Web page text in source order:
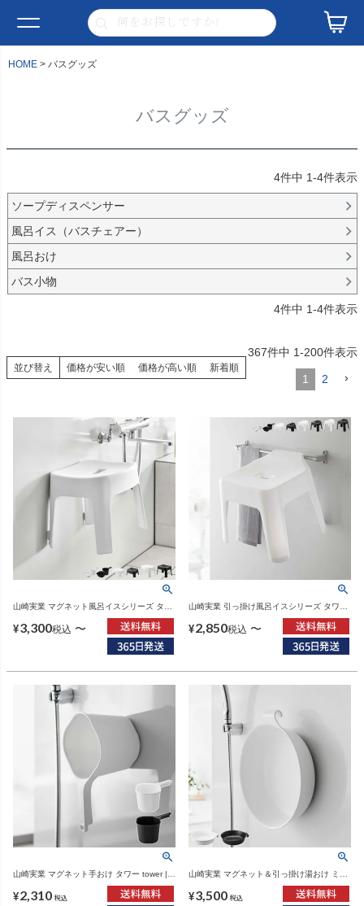
HOME バスグッズ
バスグッズ
4件中 1-4件表示
ソープディスペンサー
風呂イス（バスチェアー）
風呂おけ
バス小物
4件中 1-4件表示
並び替え 価格が安い順 価格が高い順 新着順
367件中 1-200件表示
1 2
山崎実業 マグネット風呂イスシリーズ タワ
シリーズ
¥3,300税込 〜
山崎実業 引っ掛け風呂イスシリーズ タワー
ワーシリーズ
¥2,850税込 〜
山崎実業 マグネット手おけ タワー tower |
¥2,310 税込
山崎実業 マグネット＆引っ掛け湯おけ ミス
¥3,500 税込